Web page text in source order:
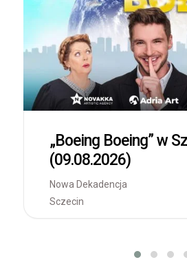
„Boeing Boeing” w
(09.08.2026)
Nowa Dekadencja
Sczecin